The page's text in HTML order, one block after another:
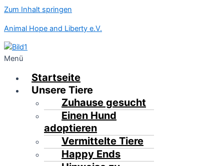
Zum Inhalt springen
Animal Hope and Liberty e.V.
Menü
Startseite
Unsere Tiere
Zuhause gesucht
Einen Hund
adoptieren
Vermittelte Tiere
Happy Ends